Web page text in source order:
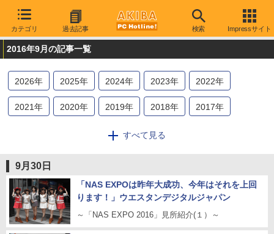
カテゴリ 過去記事 検索 Impressサイト
2016年9月の記事一覧
2026年 2025年 2024年 2023年 2022年
2021年 2020年 2019年 2018年 2017年
2014年 2013
すべて見る
9月30日
「NAS EXPOは昨年大成功、今年はそれを上回
ります！」ウエスタンデジタルジャパン
～「NAS EXPO 2016」見所紹介(１）～